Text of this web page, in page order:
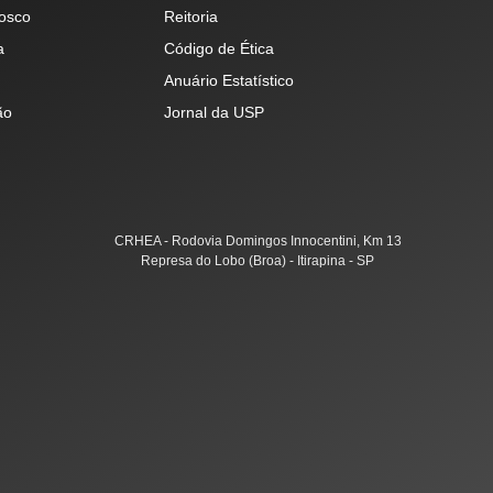
Reitoria
Código de Ética
Anuário Estatístico
Jornal da USP
CRHEA - Rodovia Domingos Innocentini, Km 13
Represa do Lobo (Broa) - Itirapina - SP